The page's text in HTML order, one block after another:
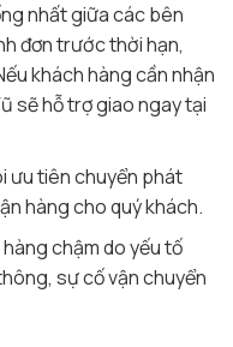
nhất giữa các bên
đơn trước thời hạn,
khách hàng cần nhận
sẽ hỗ trợ giao ngay tại
ưu tiên chuyển phát
hàng cho quý khách.
chậm do yếu tố
sự cố vận chuyển